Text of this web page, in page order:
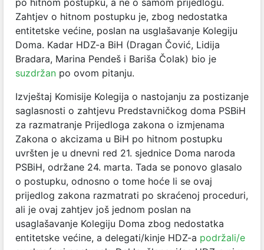
po hitnom postupku, a ne o samom prijedlogu.
Zahtjev o hitnom postupku je, zbog nedostatka
entitetske većine, poslan na usglašavanje Kolegiju
Doma. Kadar HDZ-a BiH (Dragan Čović, Lidija
Bradara, Marina Pendeš i Bariša Čolak) bio je
suzdržan po ovom pitanju.
Izvještaj Komisije Kolegija o nastojanju za postizanje
saglasnosti o zahtjevu Predstavničkog doma PSBiH
za razmatranje Prijedloga zakona o izmjenama
Zakona o akcizama u BiH po hitnom postupku
uvršten je u dnevni red 21. sjednice Doma naroda
PSBiH, održane 24. marta. Tada se ponovo glasalo
o postupku, odnosno o tome hoće li se ovaj
prijedlog zakona razmatrati po skraćenoj proceduri,
ali je ovaj zahtjev još jednom poslan na
usaglašavanje Kolegiju Doma zbog nedostatka
entitetske većine, a delegati/kinje HDZ-a podržali/e